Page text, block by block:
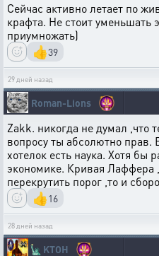
Сейчас активно летает по
крафта. Не стоит уменьшать
приумножать)
👍39
29 дней назад
Roman-Lions
Zakk. никогда не думал ,что
вопросу ты абсолютно
хотелок есть наука. Хотя бы
экономике. Кривая
перекрутить порог ,то и
👍16
28 дней назад
🗽 KTOH